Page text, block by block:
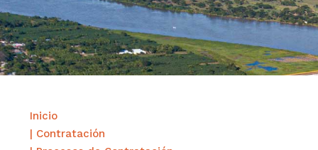
Inicio
| Contratación